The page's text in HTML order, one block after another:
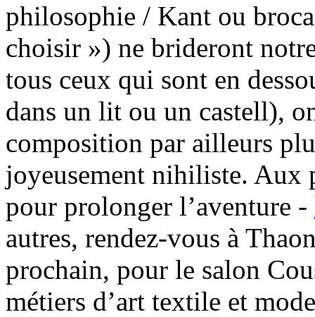
philosophie / Kant ou
choisir ») ne brideront
tous ceux qui sont en
dans un lit ou un castell),
composition par ailleurs
joyeusement nihiliste. Aux
pour prolonger l’aventure -
autres, rendez-vous à
prochain, pour le salon
métiers d’art textile et